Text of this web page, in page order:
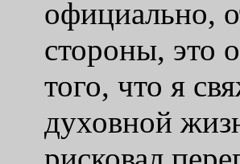
официально,
стороны, это
того, что я
духовной